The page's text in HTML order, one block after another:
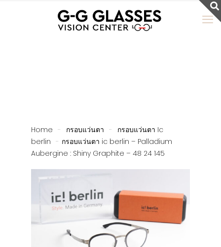
Home - กรอบแว่นตา -
กรอบแว่นตา Ic
berlin - กรอบแว่นตา ic berlin – Palladium
Aubergine : Shiny Graphite – 48 24 145